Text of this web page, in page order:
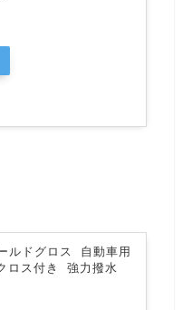
ドグロス 自動車用
ロス付き 強力撥水